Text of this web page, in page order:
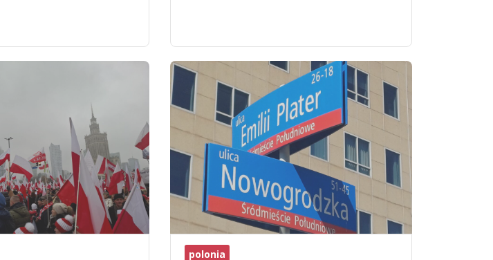
polonia